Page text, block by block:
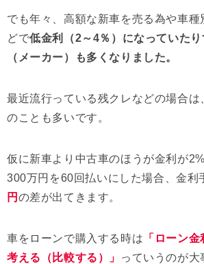
でも年々、高額な新車を売る為や車種
どで低金利（2～4％）になっていた
（メーカー）も多くなりました。
最近流行っている残クレなどの場合は
のことも多いです。
仮に新車より中古車のほうが金利が
300万円を60回払いにした場合、金利
円 の差が出てきます。
車をローンで購入する時は 「ローン
考える（比較する）」
っていうのが